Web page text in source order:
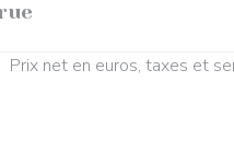
Prix net en euros, taxes et